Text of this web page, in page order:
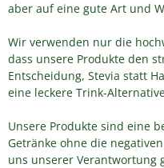
aber auf eine gute Art und
Wir verwenden nur die
dass unsere Produkte den
Entscheidung, Stevia statt
eine leckere Trink-
Unsere Produkte sind eine
Getränke ohne die
uns unserer Verantwortung